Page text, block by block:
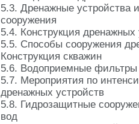
5.3. Дренажные устройства
сооружения
5.4. Конструкция дренажных
5.5. Способы сооружения
Конструкция скважин
5.6. Водоприемные фильтры
5.7. Мероприятия по
дренажных устройств
5.8. Гидрозащитные
вод